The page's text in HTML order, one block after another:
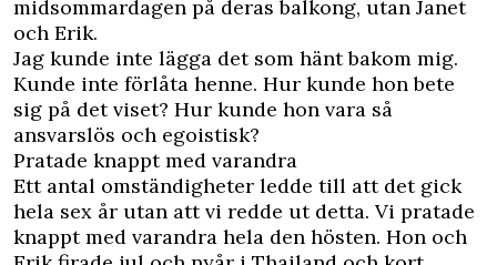
midsommardagen på deras balkong, utan Janet
och Erik.
Jag kunde inte lägga det som hänt bakom mig.
Kunde inte förlåta henne. Hur kunde hon bete
sig på det viset? Hur kunde hon vara så
ansvarslös och egoistisk?
Pratade knappt med varandra
Ett antal omständigheter ledde till att det gick
hela sex år utan att vi redde ut detta. Vi pratade
knappt med varandra hela den hösten. Hon och